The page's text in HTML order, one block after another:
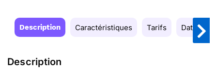
Description Caractéristiques Tarifs Date de
Description